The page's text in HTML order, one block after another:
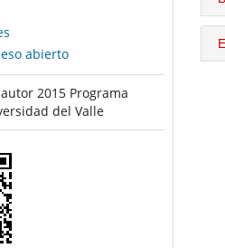
abierto
2015 Programa
del Valle